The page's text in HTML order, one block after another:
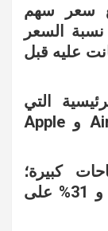
سعر سهم
السعر
عليه قبل
التي
ظهرت في عهد تيم وهما AirPods و Apple
كبيرة؛
وبلغت حصصهما في السوق 25% و 31% على